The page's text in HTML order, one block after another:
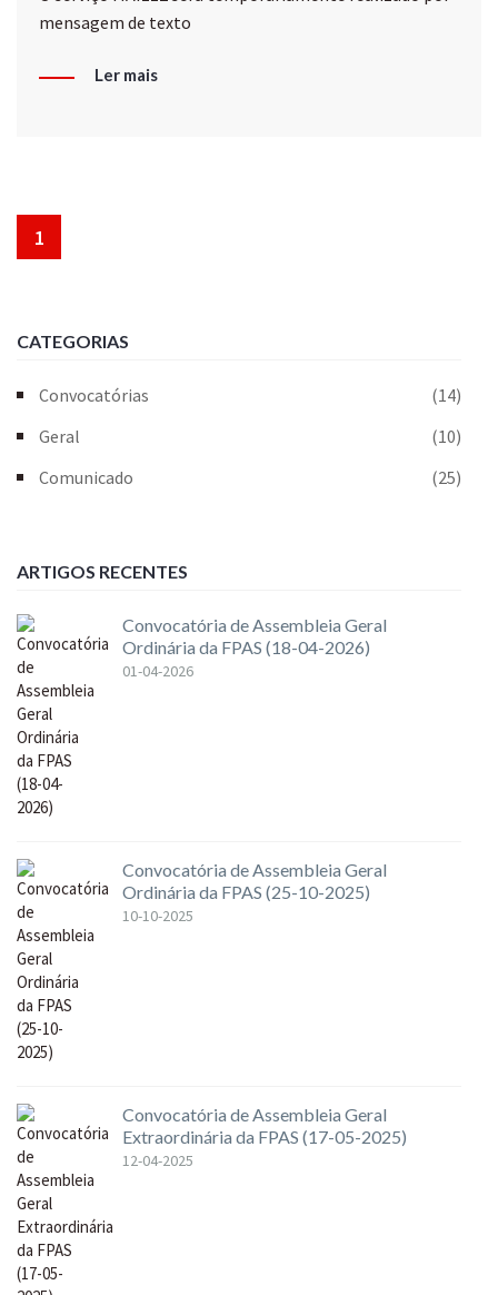
mensagem de texto
Ler mais
1
CATEGORIAS
Convocatórias
(14)
Geral
(10)
Comunicado
(25)
ARTIGOS RECENTES
Convocatória de Assembleia Geral
Ordinária da FPAS (18-04-2026)
01-04-2026
Convocatória de Assembleia Geral
Ordinária da FPAS (25-10-2025)
10-10-2025
Convocatória de Assembleia Geral
Extraordinária da FPAS (17-05-2025)
12-04-2025